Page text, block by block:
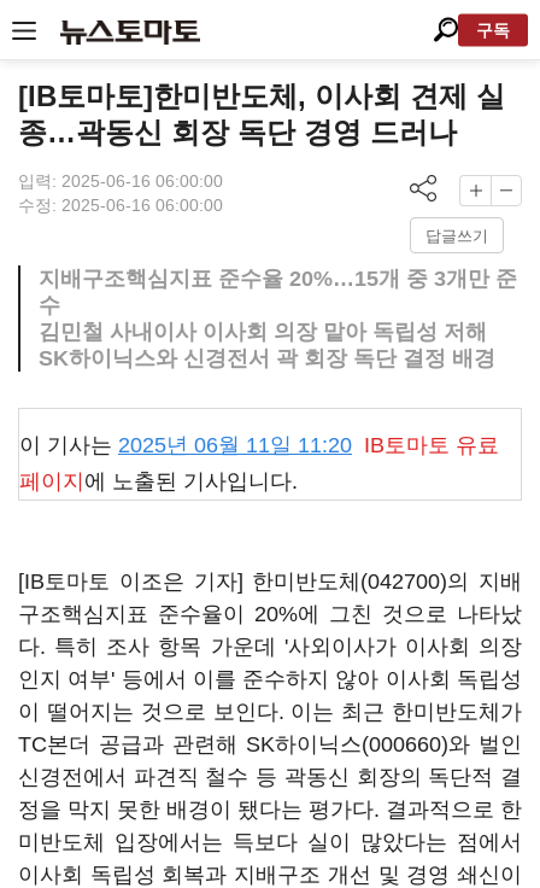
구독
[IB토마토]한미반도체, 이사회 견제 실
종…곽동신 회장 독단 경영 드러나
입력: 2025-06-16 06:00:00
수정: 2025-06-16 06:00:00
답글쓰기
지배구조핵심지표 준수율 20%…15개 중 3개만 준
수
김민철 사내이사 이사회 의장 맡아 독립성 저해
SK하이닉스와 신경전서 곽 회장 독단 결정 배경
이 기사는 2025년 06월 11일 11:20 IB토마토 유료
페이지 에 노출된 기사입니다.
[IB토마토 이조은 기자] 한미반도체(042700)의 지배
구조핵심지표 준수율이 20%에 그친 것으로 나타났
다. 특히 조사 항목 가운데 '사외이사가 이사회 의장
인지 여부' 등에서 이를 준수하지 않아 이사회 독립성
이 떨어지는 것으로 보인다. 이는 최근 한미반도체가
TC본더 공급과 관련해 SK하이닉스(000660)와 벌인
신경전에서 파견직 철수 등 곽동신 회장의 독단적 결
정을 막지 못한 배경이 됐다는 평가다. 결과적으로 한
미반도체 입장에서는 득보다 실이 많았다는 점에서
이사회 독립성 회복과 지배구조 개선 및 경영 쇄신이